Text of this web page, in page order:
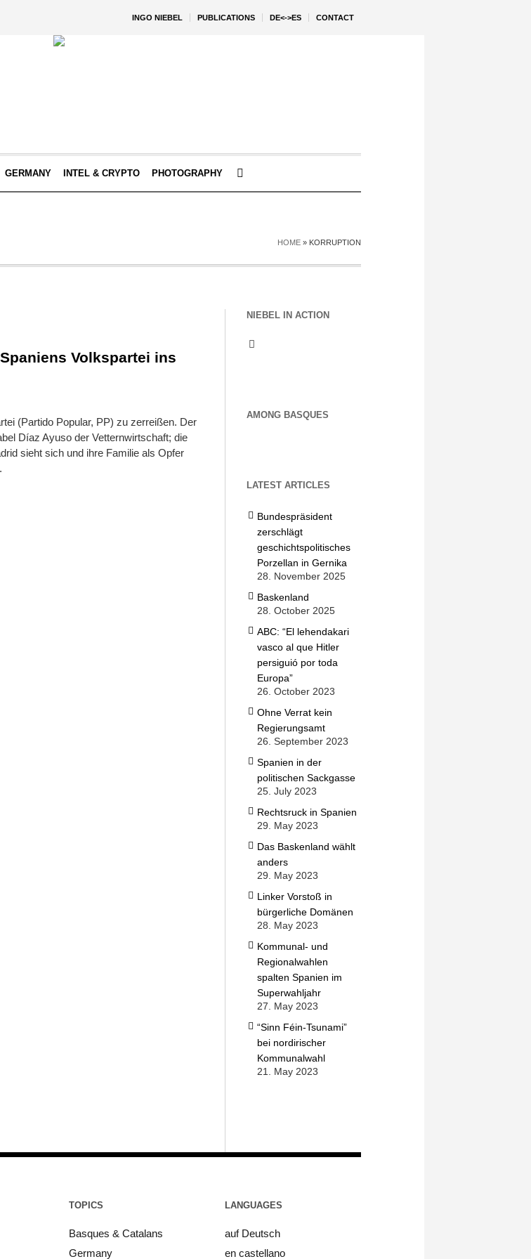
INGO NIEBEL PUBLICATIONS DE<->ES CONTACT
GERMANY INTEL & CRYPTO PHOTOGRAPHY
HOME » KORRUPTION
Volkspartei ins
(Partido Popular, PP) zu zerreißen. Der
Díaz Ayuso der Vetternwirtschaft; die
sieht sich und ihre Familie als Opfer
NIEBEL IN ACTION
AMONG BASQUES
LATEST ARTICLES
Bundespräsident
zerschlägt
geschichtspolitisches
Porzellan in Gernika
28. November 2025
Baskenland
28. October 2025
ABC: “El lehendakari
vasco al que Hitler
persiguió por toda
Europa”
26. October 2023
Ohne Verrat kein
Regierungsamt
26. September 2023
Spanien in der
politischen Sackgasse
25. July 2023
Rechtsruck in Spanien
29. May 2023
Das Baskenland wählt
anders
29. May 2023
Linker Vorstoß in
bürgerliche Domänen
28. May 2023
Kommunal- und
Regionalwahlen
spalten Spanien im
Superwahljahr
27. May 2023
“Sinn Féin-Tsunami”
bei nordirischer
Kommunalwahl
21. May 2023
TOPICS
Basques & Catalans
Germany
LANGUAGES
auf Deutsch
en castellano